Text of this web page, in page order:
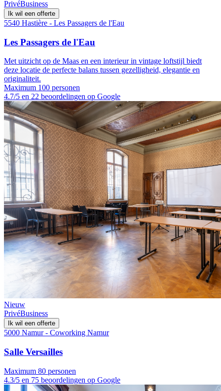
PrivéBusiness
Ik wil een offerte
5540 Hastière - Les Passagers de l'Eau
Les Passagers de l'Eau
Met uitzicht op de Maas en een interieur in vintage loftstijl biedt
deze locatie de perfecte balans tussen gezelligheid, elegantie en
originaliteit.
Maximum 100 personen
4.7/5 en 22 beoordelingen op Google
Nieuw
PrivéBusiness
Ik wil een offerte
5000 Namur - Coworking Namur
Salle Versailles
Maximum 80 personen
4.3/5 en 75 beoordelingen op Google